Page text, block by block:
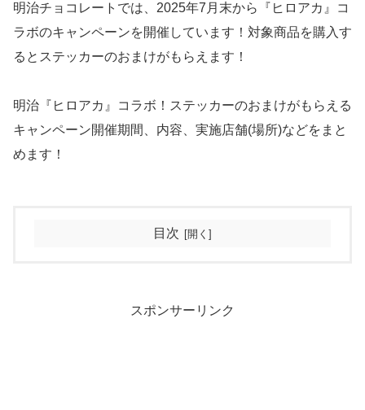
明治チョコレートでは、2025年7月末から『ヒロアカ』コ
ラボのキャンペーンを開催しています！対象商品を購入す
るとステッカーのおまけがもらえます！
明治『ヒロアカ』コラボ！ステッカーのおまけがもらえる
キャンペーン開催期間、内容、実施店舗(場所)などをまと
めます！
目次
スポンサーリンク